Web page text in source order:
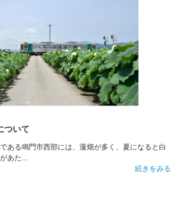
ついて
ある鳴門市西部には、蓮畑が多く、夏になると白
あた...
続きをみる